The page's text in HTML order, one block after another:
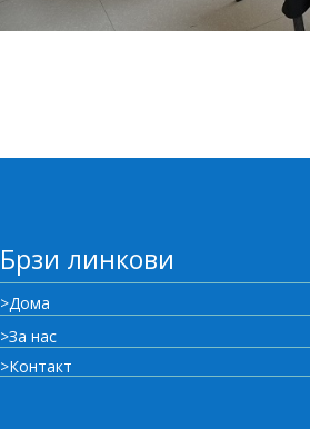
Брзи линкови
>Дома
>За нас
>Контакт